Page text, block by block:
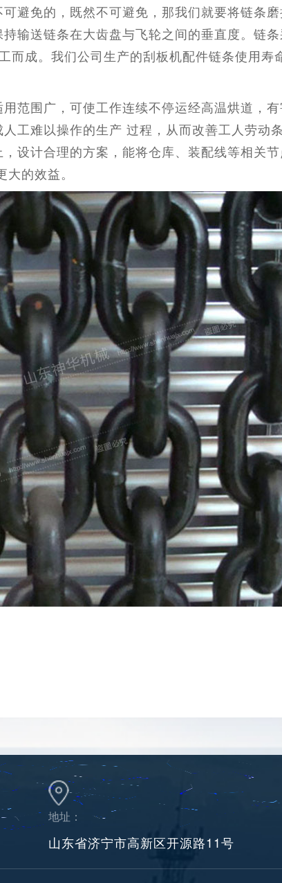
避免的，既然不可避免，那我们就要将链条
输送链条在大齿盘与飞轮之间的垂直度。链
而成。我们公司生产的刮板机配件链条使用寿
范围广，可使工作连续不停运经高温烘道，
工难以操作的生产 过程，从而改善工人劳动
设计合理的方案，能将仓库、装配线等相关
的效益。
地址：
山东省济宁市高新区开源路11号